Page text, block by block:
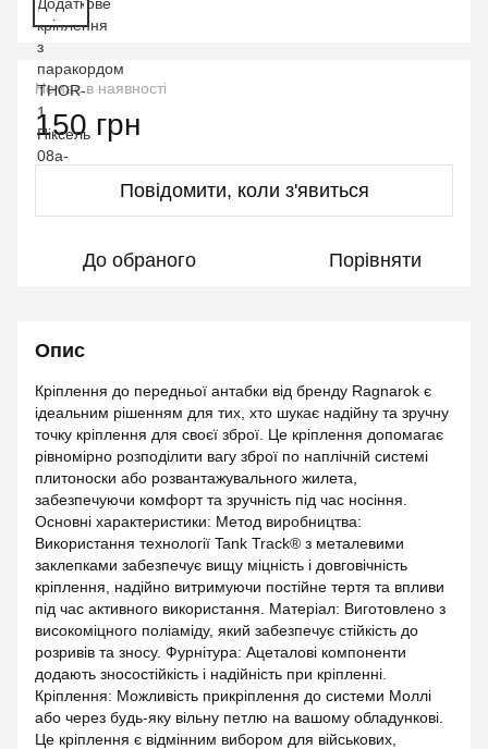
Немає в наявності
150 грн
Повідомити, коли з'явиться
До обраного Порівняти
Опис
Кріплення до передньої антабки від бренду Ragnarok є
ідеальним рішенням для тих, хто шукає надійну та зручну
точку кріплення для своєї зброї. Це кріплення допомагає
рівномірно розподілити вагу зброї по наплічній системі
плитоноски або розвантажувального жилета,
забезпечуючи комфорт та зручність під час носіння.
Основні характеристики: Метод виробництва:
Використання технології Tank Track® з металевими
заклепками забезпечує вищу міцність і довговічність
кріплення, надійно витримуючи постійне тертя та впливи
під час активного використання. Матеріал: Виготовлено з
високоміцного поліаміду, який забезпечує стійкість до
розривів та зносу. Фурнітура: Ацеталові компоненти
додають зносостійкість і надійність при кріпленні.
Кріплення: Можливість прикріплення до системи Моллі
або через будь-яку вільну петлю на вашому обладункові.
Це кріплення є відмінним вибором для військових,